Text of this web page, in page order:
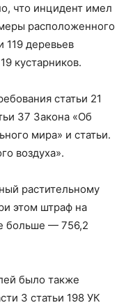
что инцидент имел
расположенного
119 деревьев
кустарников.
статьи 21
37 Закона «Об
мира» и статьи.
воздуха».
растительному
этом штраф на
больше — 756,2
было также
3 статьи 198 УК